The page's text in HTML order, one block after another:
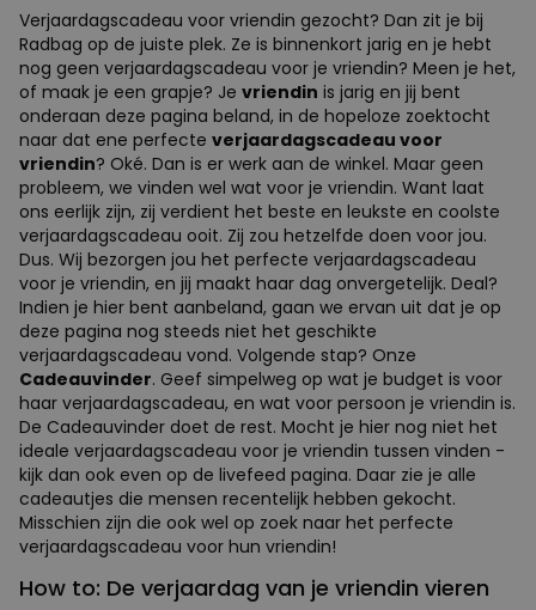
Verjaardagscadeau voor vriendin gezocht? Dan zit je bij
Radbag op de juiste plek. Ze is binnenkort jarig en je hebt
nog geen verjaardagscadeau voor je vriendin? Meen je het,
of maak je een grapje? Je vriendin is jarig en jij bent
onderaan deze pagina beland, in de hopeloze zoektocht
naar dat ene perfecte verjaardagscadeau voor
vriendin? Oké. Dan is er werk aan de winkel. Maar geen
probleem, we vinden wel wat voor je vriendin. Want laat
ons eerlijk zijn, zij verdient het beste en leukste en coolste
verjaardagscadeau ooit. Zij zou hetzelfde doen voor jou.
Dus. Wij bezorgen jou het perfecte verjaardagscadeau
voor je vriendin, en jij maakt haar dag onvergetelijk. Deal?
Indien je hier bent aanbeland, gaan we ervan uit dat je op
deze pagina nog steeds niet het geschikte
verjaardagscadeau vond. Volgende stap? Onze
Cadeauvinder. Geef simpelweg op wat je budget is voor
haar verjaardagscadeau, en wat voor persoon je vriendin is.
De Cadeauvinder doet de rest. Mocht je hier nog niet het
ideale verjaardagscadeau voor je vriendin tussen vinden -
kijk dan ook even op de livefeed pagina. Daar zie je alle
cadeautjes die mensen recentelijk hebben gekocht.
Misschien zijn die ook wel op zoek naar het perfecte
verjaardagscadeau voor hun vriendin!
How to: De verjaardag van je vriendin vieren